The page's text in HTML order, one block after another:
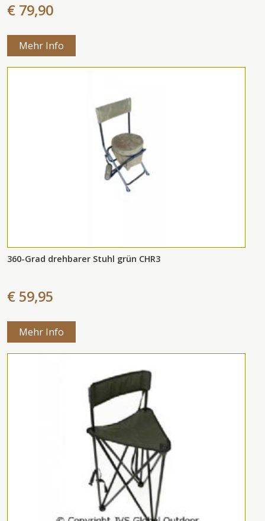
€ 79,90
Mehr Info
360-Grad drehbarer Stuhl grün CHR3
€ 59,95
Mehr Info